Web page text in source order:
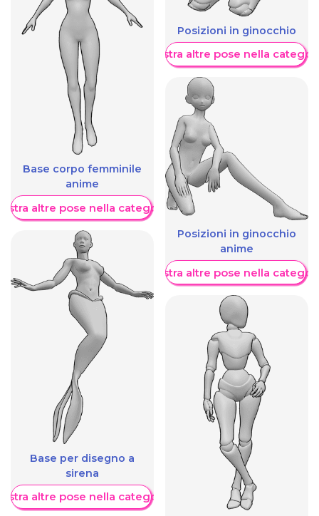
Base corpo femminile
anime
altre pose nella categoria
Base per disegno a
sirena
altre pose nella categoria
Posizioni in ginocchio
Mostra altre pose nella
Posizioni in ginocchio
anime
Mostra altre pose nella